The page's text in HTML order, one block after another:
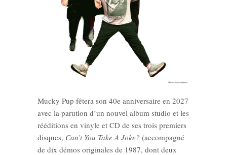
Mucky Pup fêtera son 40e anniversaire en 2027
avec la parution d’un nouvel album studio et les
rééditions en vinyle et CD de ses trois premiers
disques, Can’t You Take A Joke? (accompagné
de dix démos originales de 1987, dont deux